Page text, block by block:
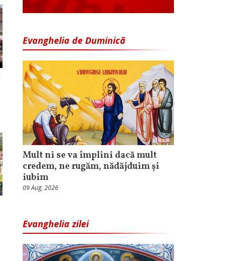
Evanghelia de Duminică
Mult ni se va împlini dacă mult
credem, ne rugăm, nădăjduim și
iubim
09 Aug, 2026
Evanghelia zilei